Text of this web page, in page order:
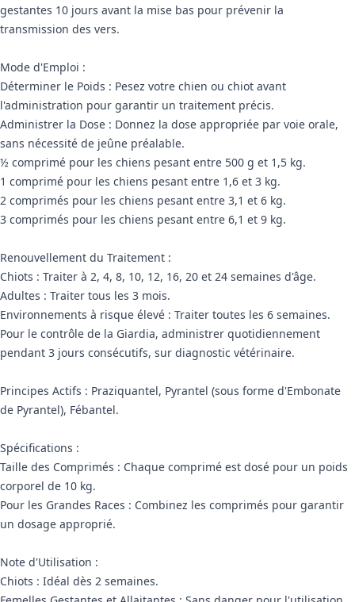
gestantes 10 jours avant la mise bas pour prévenir la
transmission des vers.
Mode d'Emploi :
Déterminer le Poids : Pesez votre chien ou chiot avant
l'administration pour garantir un traitement précis.
Administrer la Dose : Donnez la dose appropriée par voie orale,
sans nécessité de jeûne préalable.
½ comprimé pour les chiens pesant entre 500 g et 1,5 kg.
1 comprimé pour les chiens pesant entre 1,6 et 3 kg.
2 comprimés pour les chiens pesant entre 3,1 et 6 kg.
3 comprimés pour les chiens pesant entre 6,1 et 9 kg.
Renouvellement du Traitement :
Chiots : Traiter à 2, 4, 8, 10, 12, 16, 20 et 24 semaines d'âge.
Adultes : Traiter tous les 3 mois.
Environnements à risque élevé : Traiter toutes les 6 semaines.
Pour le contrôle de la Giardia, administrer quotidiennement
pendant 3 jours consécutifs, sur diagnostic vétérinaire.
Principes Actifs : Praziquantel, Pyrantel (sous forme d'Embonate
de Pyrantel), Fébantel.
Spécifications :
Taille des Comprimés : Chaque comprimé est dosé pour un poids
corporel de 10 kg.
Pour les Grandes Races : Combinez les comprimés pour garantir
un dosage approprié.
Note d'Utilisation :
Chiots : Idéal dès 2 semaines.